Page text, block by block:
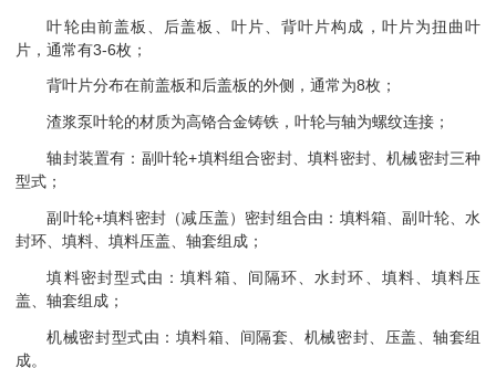
叶轮由前盖板、后盖板、叶片、背叶片构成， 叶片为扭曲叶
片，通常有3-6枚；
背叶片分布在前盖板和后盖板的外侧，通常为8枚；
渣浆泵叶轮的材质为高铬合金铸铁，叶轮与轴为螺纹连接；
轴封装置有：副叶轮+填料组合密封、填料密封、机械密封三种
型式；
副叶轮+填料密封（减压盖）密封组合由：填料箱、副叶轮、水
封环、填料、填料压盖、轴套组成；
填料密封型式由：填料箱、间隔环、水封环、填料、填料压
盖、轴套组成；
机械密封型式由：填料箱、间隔套、机械密封、压盖、轴套组
成。